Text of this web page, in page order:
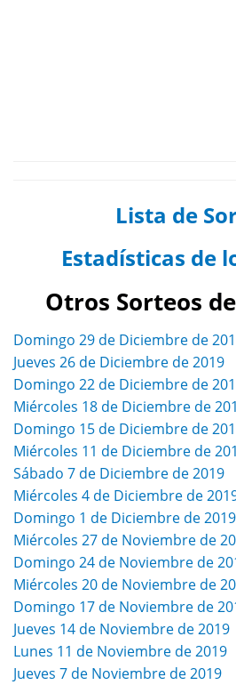
Lista de
Estadísticas de
Otros Sorteos
Domingo 29 de Diciembre de
Jueves 26 de Diciembre de 2019
Domingo 22 de Diciembre de
Miércoles 18 de Diciembre de
Domingo 15 de Diciembre de
Miércoles 11 de Diciembre de
Sábado 7 de Diciembre de 2019
Miércoles 4 de Diciembre de
Domingo 1 de Diciembre de 2019
Miércoles 27 de Noviembre de
Domingo 24 de Noviembre de
Miércoles 20 de Noviembre de
Domingo 17 de Noviembre de
Jueves 14 de Noviembre de 2019
Lunes 11 de Noviembre de 2019
Jueves 7 de Noviembre de 2019